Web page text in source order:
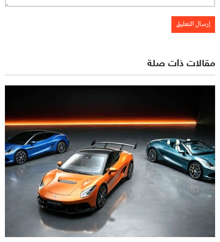
مقالات ذات صلة